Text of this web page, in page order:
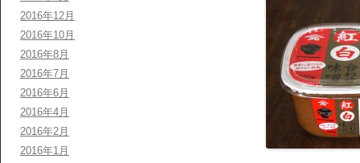
2016年12月
2016年10月
2016年8月
2016年7月
2016年6月
2016年4月
2016年2月
2016年1月